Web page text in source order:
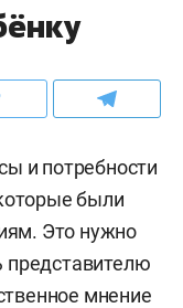
и потребности
были
Это нужно
представителю
мнение